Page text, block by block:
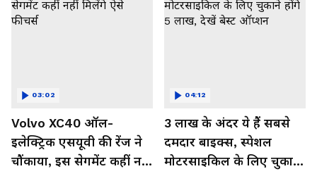
Volvo XC40 ऑल-
इलेक्ट्रिक एसयूवी की रेंज ने
चौंकाया, इस सेगमेंट कहीं नहीं
03:02
3 लाख के अंदर ये हैं सबसे
दमदार बाइक्स, स्पेशल
मोटरसाइकिल के लिए चुकाने
04:12